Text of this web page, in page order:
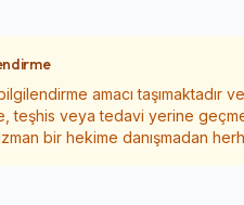
amacı
teşhis veya tedavi yerine
bir hekime danışmadan